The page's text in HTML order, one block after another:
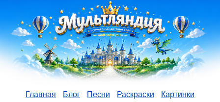
Главная Блог Песни Раскраски
Картинки